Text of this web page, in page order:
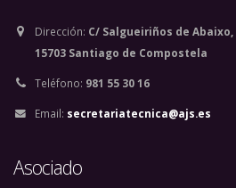
Dirección: C/ Salgueiriños de Abaixo,
15703 Santiago de Compostela
Teléfono: 981 55 30 16
Email: secretariatecnica@ajs.es
Asociado